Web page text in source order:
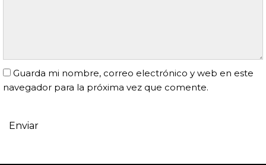
Guarda mi nombre, correo electrónico y web en este
navegador para la próxima vez que comente.